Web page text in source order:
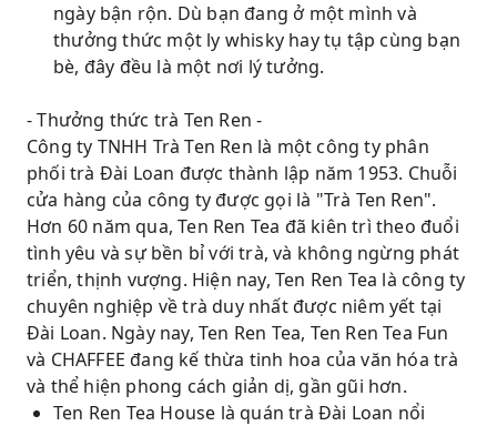
ngày bận rộn. Dù bạn đang ở một mình và
thưởng thức một ly whisky hay tụ tập cùng bạn
bè, đây đều là một nơi lý tưởng.
- Thưởng thức trà Ten Ren -
Công ty TNHH Trà Ten Ren là một công ty phân
phối trà Đài Loan được thành lập năm 1953. Chuỗi
cửa hàng của công ty được gọi là "Trà Ten Ren".
Hơn 60 năm qua, Ten Ren Tea đã kiên trì theo đuổi
tình yêu và sự bền bỉ với trà, và không ngừng phát
triển, thịnh vượng. Hiện nay, Ten Ren Tea là công ty
chuyên nghiệp về trà duy nhất được niêm yết tại
Đài Loan. Ngày nay, Ten Ren Tea, Ten Ren Tea Fun
và CHAFFEE đang kế thừa tinh hoa của văn hóa trà
và thể hiện phong cách giản dị, gần gũi hơn.
Ten Ren Tea House là quán trà Đài Loan nổi